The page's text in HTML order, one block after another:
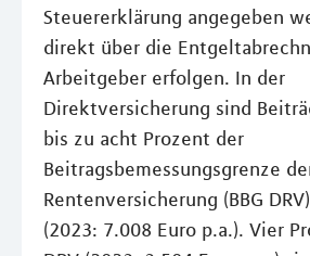
Steuererklärung angegeben
direkt über die
Arbeitgeber erfolgen. In der
Direktversicherung sind
bis zu acht Prozent der
Beitragsbemessungsgrenze
Rentenversicherung (BBG
(2023: 7.008 Euro p.a.). Vier